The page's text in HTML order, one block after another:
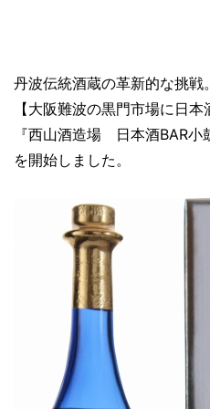
丹波伝統酒蔵の革新的な挑戦。
【大阪難波の黒門市場に日本
『西山酒造場 日本酒BAR小
を開始しました。